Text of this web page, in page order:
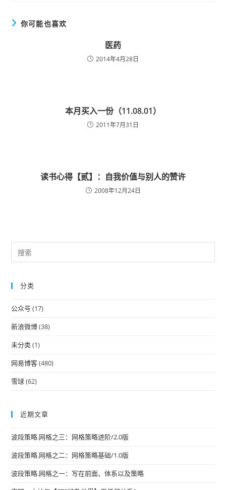
你可能也喜欢
医药
2014年4月28日
本月买入一份（11.08.01）
2011年7月31日
读书心得【贰】：自我价值与别人的赞许
2008年12月24日
分类
公众号 (17)
新浪微博(38)
未分类(1)
网易博客(480)
雪球(62)
近期文章
波段策略.网格之三：网格策略进阶/2.0版
波段策略.网格之二：网格策略基础/1.0版
波段策略.网格之一：写在前面、体系以及策略